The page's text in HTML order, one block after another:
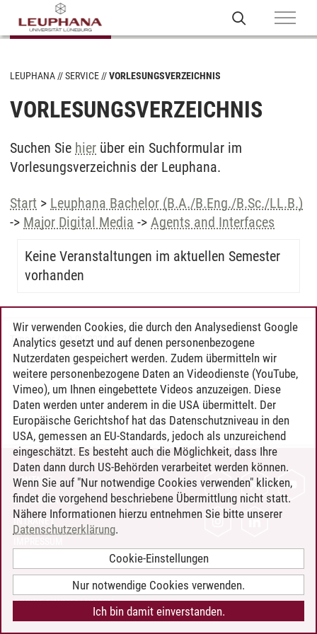
LEUPHANA SERVICE VORLESUNGSVERZEICHNIS
VORLESUNGSVERZEICHNIS
Suchen Sie hier über ein Suchformular im
Vorlesungsverzeichnis der Leuphana.
Start > Leuphana Bachelor (B.A./B.Eng./B.Sc./LL.B.)
-> Major Digital Media -> Agents and Interfaces
Keine Veranstaltungen im aktuellen Semester
vorhanden
Timo Leder/30.06.2024
KONTAKT
LEUPHANA ALS ARBEITGEBER
INTRANET
BARRIEREFREIHEIT
COOKIE-EINSTELLUNGEN
Wir verwenden Cookies, die durch den Analysedienst Google
Analytics gesetzt und auf denen personenbezogene
Nutzerdaten gespeichert werden. Zudem übermitteln wir
weitere personenbezogene Daten an Videodienste (YouTube,
Vimeo), um Ihnen eingebettete Videos anzuzeigen. Diese
Daten werden unter anderem in die USA übermittelt. Der
Europäische Gerichtshof hat das Datenschutzniveau in den
USA, gemessen an EU-Standards, jedoch als unzureichend
eingeschätzt. Es besteht auch die Möglichkeit, dass Ihre
Daten dann durch US-Behörden verarbeitet werden können.
Wenn Sie auf "Nur notwendige Cookies verwenden" klicken,
findet die vorgehend beschriebene Übermittlung nicht statt.
Nähere Informationen hierzu entnehmen Sie bitte unserer
Datenschutzerklärung.
Cookie-Einstellungen
Nur notwendige Cookies verwenden.
Ich bin damit einverstanden.